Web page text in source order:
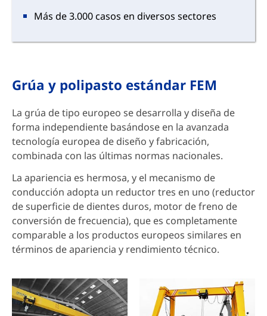
Más de 3.000 casos en diversos sectores
Grúa y polipasto estándar FEM
La grúa de tipo europeo se desarrolla y diseña de
forma independiente basándose en la avanzada
tecnología europea de diseño y fabricación,
combinada con las últimas normas nacionales.
La apariencia es hermosa, y el mecanismo de
conducción adopta un reductor tres en uno (reductor
de superficie de dientes duros, motor de freno de
conversión de frecuencia), que es completamente
comparable a los productos europeos similares en
términos de apariencia y rendimiento técnico.